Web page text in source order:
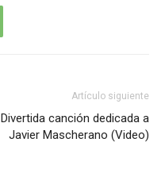
Artículo siguiente
Divertida canción dedicada a
Javier Mascherano (Video)